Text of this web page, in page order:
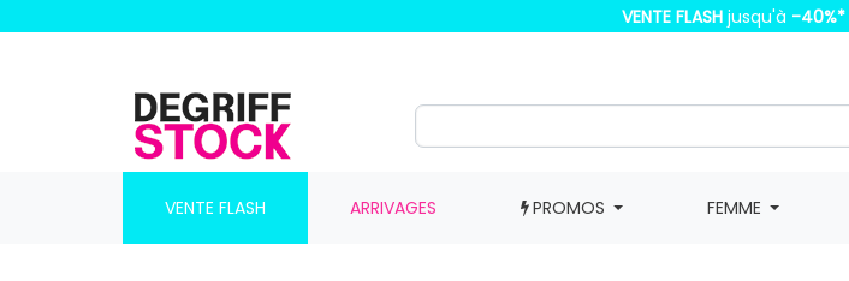
VENTE FLASH jusqu'à -40%*
VENTE FLASH ARRIVAGES PROMOS FEMME